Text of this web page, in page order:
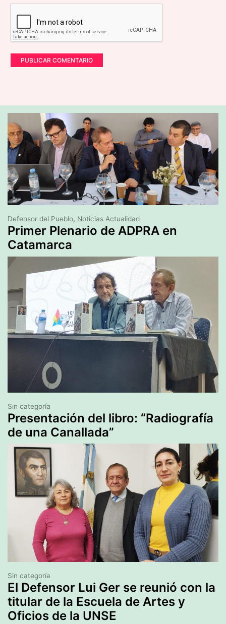
Primer Plenario de ADPRA en
Catamarca
Defensor del Pueblo, Noticias Actualidad
Presentación del libro: “Radiografía
de una Canallada”
Sin categoría
El Defensor Lui Ger se reunió con la
titular de la Escuela de Artes y
Oficios de la UNSE
Sin categoría